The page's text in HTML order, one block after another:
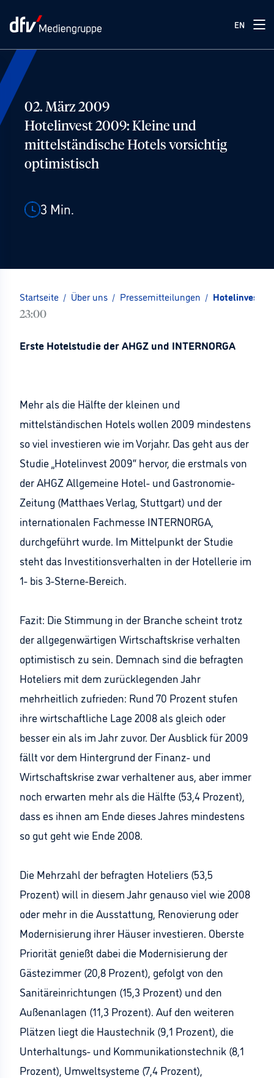
EN
02. März 2009
Hotelinvest 2009: Kleine und
mittelständische Hotels vorsichtig
optimistisch
3 Min.
Startseite / Über uns / Pressemitteilungen / Hotelinvest
23:00
Erste Hotelstudie der AHGZ und INTERNORGA
Mehr als die Hälfte der kleinen und
mittelständischen Hotels wollen 2009 mindestens
so viel investieren wie im Vorjahr. Das geht aus der
Studie „Hotelinvest 2009“ hervor, die erstmals von
der AHGZ Allgemeine Hotel- und Gastronomie-
Zeitung (Matthaes Verlag, Stuttgart) und der
internationalen Fachmesse INTERNORGA,
durchgeführt wurde. Im Mittelpunkt der Studie
steht das Investitionsverhalten in der Hotellerie im
1- bis 3-Sterne-Bereich.
Fazit: Die Stimmung in der Branche scheint trotz
der allgegenwärtigen Wirtschaftskrise verhalten
optimistisch zu sein. Demnach sind die befragten
Hoteliers mit dem zurücklegenden Jahr
mehrheitlich zufrieden: Rund 70 Prozent stufen
ihre wirtschaftliche Lage 2008 als gleich oder
besser ein als im Jahr zuvor. Der Ausblick für 2009
fällt vor dem Hintergrund der Finanz- und
Wirtschaftskrise zwar verhaltener aus, aber immer
noch erwarten mehr als die Hälfte (53,4 Prozent),
dass es ihnen am Ende dieses Jahres mindestens
so gut geht wie Ende 2008.
Die Mehrzahl der befragten Hoteliers (53,5
Prozent) will in diesem Jahr genauso viel wie 2008
oder mehr in die Ausstattung, Renovierung oder
Modernisierung ihrer Häuser investieren. Oberste
Priorität genießt dabei die Modernisierung der
Gästezimmer (20,8 Prozent), gefolgt von den
Sanitäreinrichtungen (15,3 Prozent) und den
Außenanlagen (11,3 Prozent). Auf den weiteren
Plätzen liegt die Haustechnik (9,1 Prozent), die
Unterhaltungs- und Kommunikationstechnik (8,1
Prozent), Umweltsysteme (7,4 Prozent),